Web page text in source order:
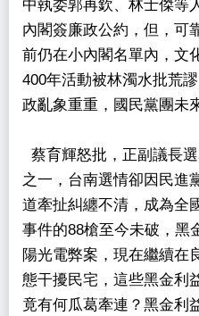
中執委郭再欽、林士傑等
內閣簽廉政公約，但，可
前仍在小內閣名單內，文
400年活動被林濁水批荒
政亂象重重，國民黨團未
蔡育輝怒批，正副議長
之一，台南選情卻因民進
道牽扯糾纏不清，成為全
事件的88槍至今未破，黑
陽光電弊案，現在繼續在
態干擾民宅，這些黑金利
竟有何瓜葛牽連？黑金利